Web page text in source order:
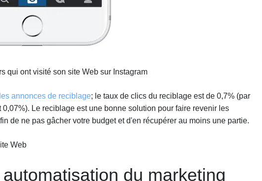
qui ont visité son site Web sur Instagram
annonces de reciblage; le taux de clics du reciblage est de 0,7% (par
Le reciblage est une bonne solution pour faire revenir les
de ne pas gâcher votre budget et d'en récupérer au moins une partie.
Web
du marketing